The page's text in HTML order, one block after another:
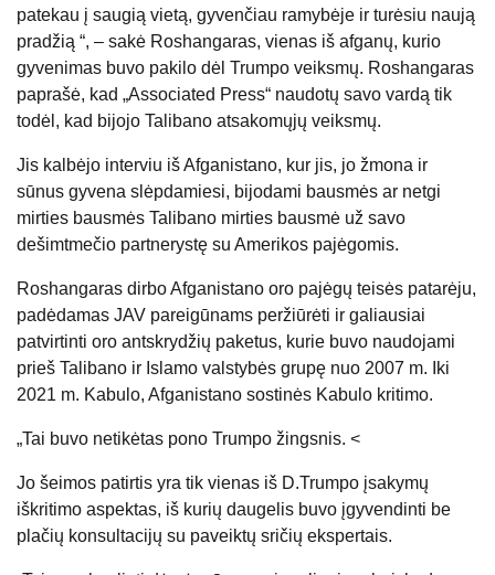
patekau į saugią vietą, gyvenčiau ramybėje ir turėsiu naują
pradžią “, – sakė Roshangaras, vienas iš afganų, kurio
gyvenimas buvo pakilo dėl Trumpo veiksmų. Roshangaras
paprašė, kad „Associated Press“ naudotų savo vardą tik
todėl, kad bijojo Talibano atsakomųjų veiksmų.
Jis kalbėjo interviu iš Afganistano, kur jis, jo žmona ir
sūnus gyvena slėpdamiesi, bijodami bausmės ar netgi
mirties bausmės Talibano mirties bausmė už savo
dešimtmečio partnerystę su Amerikos pajėgomis.
Roshangaras dirbo Afganistano oro pajėgų teisės patarėju,
padėdamas JAV pareigūnams peržiūrėti ir galiausiai
patvirtinti oro antskrydžių paketus, kurie buvo naudojami
prieš Talibano ir Islamo valstybės grupę nuo 2007 m. Iki
2021 m. Kabulo, Afganistano sostinės Kabulo kritimo.
„Tai buvo netikėtas pono Trumpo žingsnis. <
Jo šeimos patirtis yra tik vienas iš D.Trumpo įsakymų
iškritimo aspektas, iš kurių daugelis buvo įgyvendinti be
plačių konsultacijų su paveiktų sričių ekspertais.